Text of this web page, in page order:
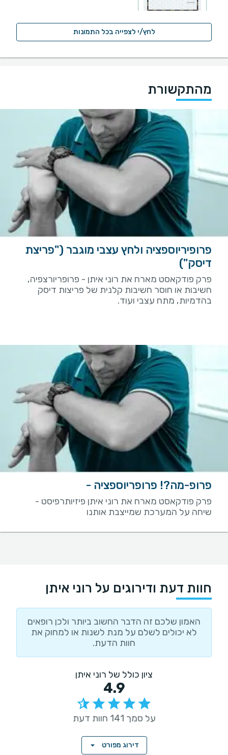
לחץ/י לצפייה בכל התמונות
מהתקשורת
פרופיריוספציה ולחץ עצבי מוגבר ("פריצת
דיסק")
פרק פודקאסט מארח את רוני איתן - פרופריורצפיה,
חשיבות או חוסר חשיבות קלנית של פריצות דיסק
בהדמיות, מתח עצבי ועוד.
פרופ-מה?! פרופריוספציה -
פרק פודקאסט מארח את רוני איתן פיזיותרפיסט -
שיחה על המערכת שמייצבת אותנו
חוות דעת ודירוגים על רוני איתן
האמון שלכם זה הדבר החשוב ביותר ולכן רופאים
לא יכולים לשלם על מנת לשנות או למחוק את
חוות הדעת.
ציון כולל של רוני איתן
4.9
על סמך 141 חוות דעת
דירוג מפורט